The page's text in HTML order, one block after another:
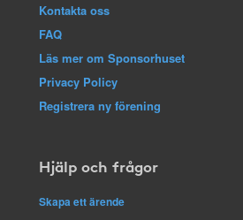
Kontakta oss
FAQ
Läs mer om Sponsorhuset
Privacy Policy
Registrera ny förening
Hjälp och frågor
Skapa ett ärende